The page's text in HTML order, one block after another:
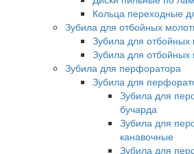
Кольца переходные
Зубила для отбойных
Зубила для отбойных
Зубила для отбойных
Зубила для перфоратора
Зубила для
Зубила для
бучарда
Зубила для
канавочные
Зубила для